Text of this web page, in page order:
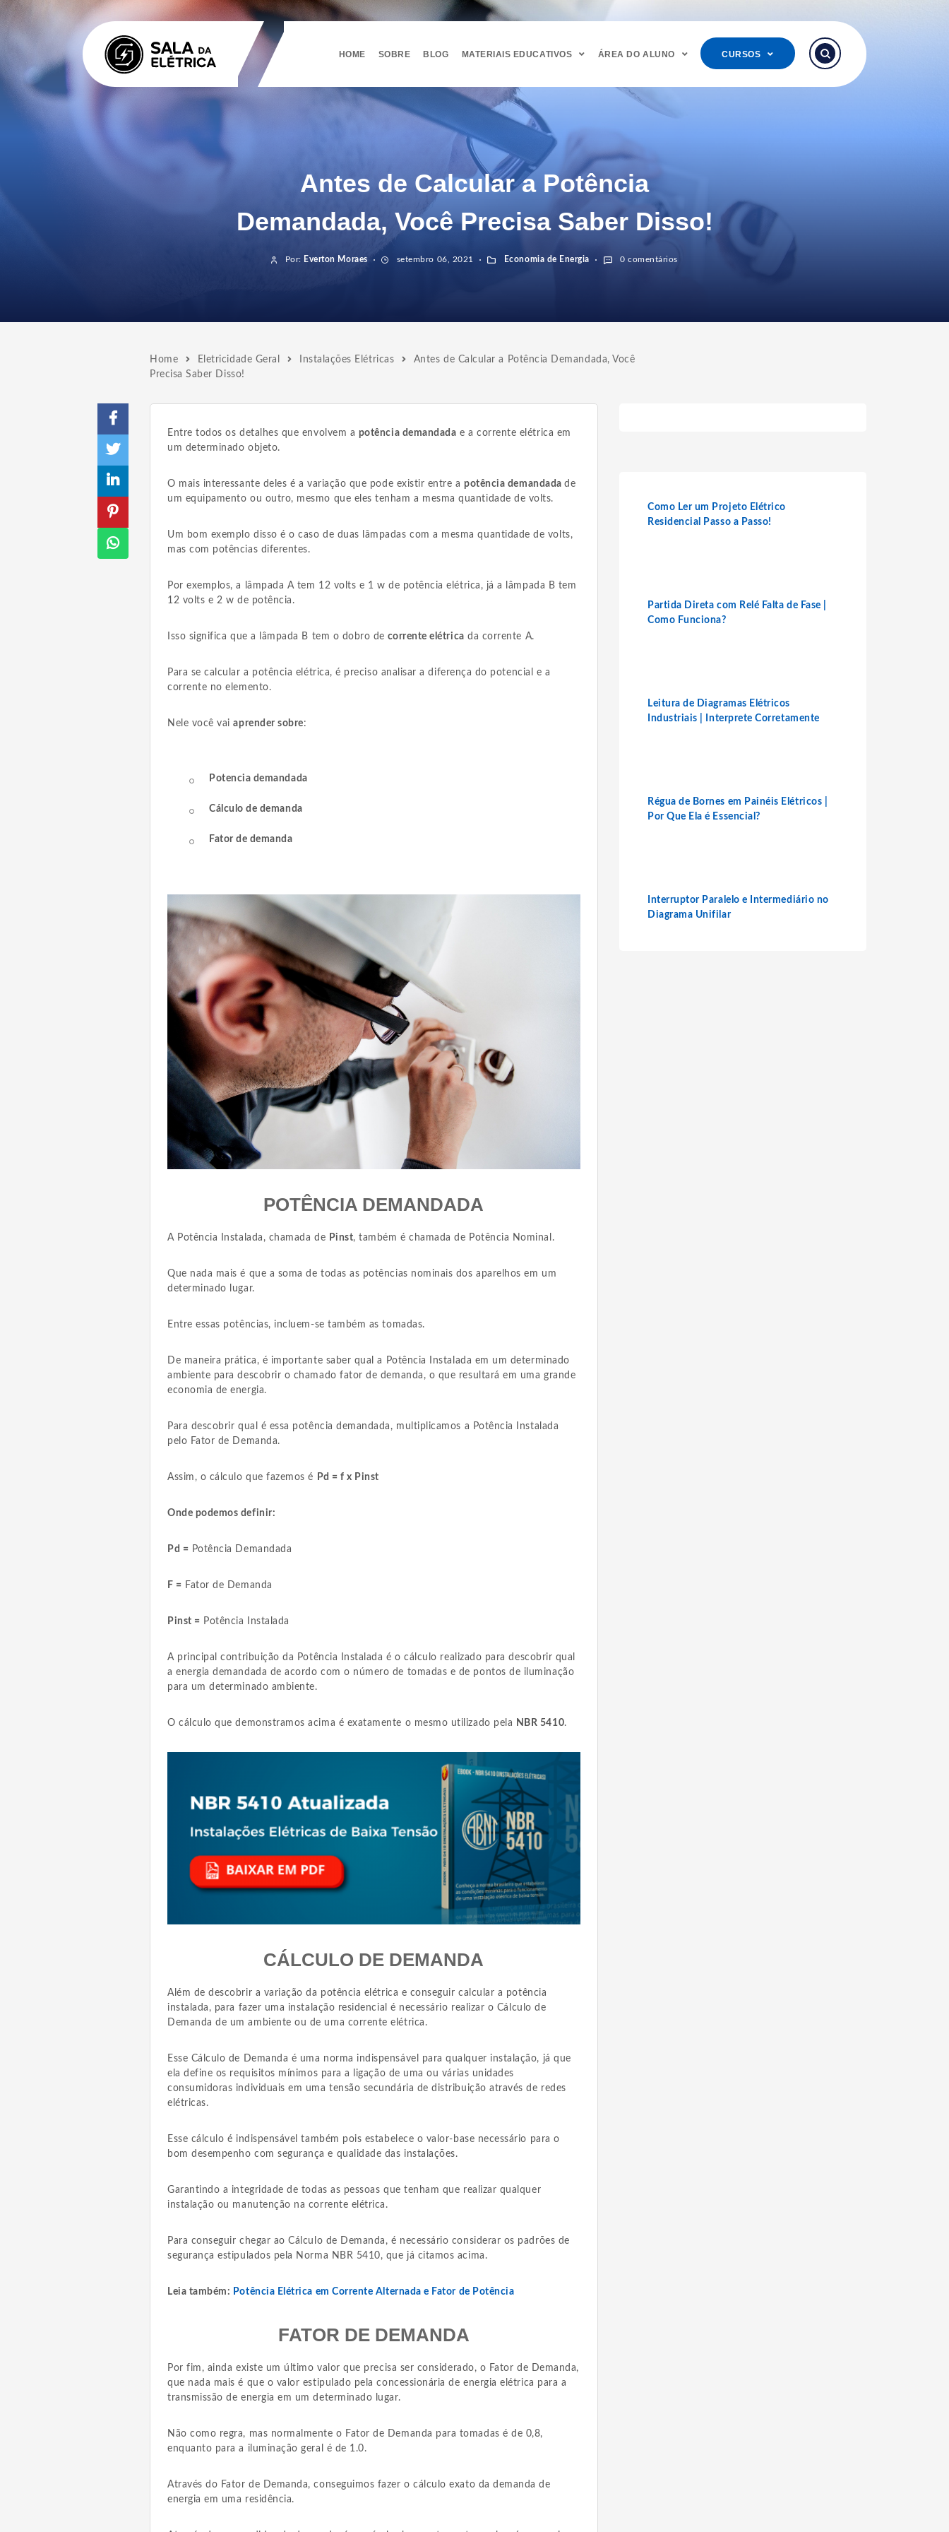
HOME SOBRE BLOG MATERIAIS EDUCATIVOS ÁREA DO ALUNO CURSOS
Antes de Calcular a Potência
Demandada, Você Precisa Saber Disso!
Por: Everton Moraes setembro 06, 2021 Economia de Energia 0 comentários
Home Eletricidade Geral Instalações Elétricas
Antes de Calcular a Potência Demandada, Você
Precisa Saber Disso!
Entre todos os detalhes que envolvem a potência demandada e a corrente elétrica em
um determinado objeto.
O mais interessante deles é a variação que pode existir entre apotência demandadade
um equipamento ou outro, mesmo que eles tenham a mesma quantidade de volts.
Um bom exemplo disso é o caso de duas lâmpadas com a mesma quantidade de volts,
mas com potências diferentes.
Por exemplos, a lâmpada A tem 12 volts e 1 w de potência elétrica, já a lâmpada B tem
12 volts e 2 w de potência.
Isso significa que a lâmpada B tem o dobro de corrente elétrica da corrente A.
Para se calcular a potência elétrica, é preciso analisar a diferença do potencial e a
corrente no elemento.
Nele você vaiaprender sobre:
Potencia demandada
Cálculo de demanda
Fator de demanda
POTÊNCIA DEMANDADA
A Potência Instalada, chamada de Pinst, também é chamada de Potência Nominal.
Que nada mais é que a soma de todas as potências nominais dos aparelhos em um
determinado lugar.
Entre essas potências, incluem-se também as tomadas.
De maneira prática, é importante saber qual a Potência Instalada em um determinado
ambiente para descobrir o chamado fator de demanda, o que resultará em uma grande
economia de energia.
Para descobrir qual é essa potência demandada, multiplicamos a Potência Instalada
pelo Fator de Demanda.
Assim, o cálculo que fazemos é Pd = f x Pinst
Onde podemos definir:
Pd = Potência Demandada
F = Fator de Demanda
Pinst = Potência Instalada
A principal contribuição da Potência Instalada é o cálculo realizado para descobrir qual
a energia demandada de acordo com o número de tomadas e de pontos de iluminação
para um determinado ambiente.
O cálculo que demonstramos acima é exatamente o mesmo utilizado pela NBR 5410.
CÁLCULO DE DEMANDA
Além de descobrir a variação da potência elétrica e conseguir calcular a potência
instalada, para fazer uma instalação residencial é necessário realizar o Cálculo de
Demanda de um ambiente ou de uma corrente elétrica.
Esse Cálculo de Demanda é uma norma indispensável para qualquer instalação, já que
ela define os requisitos mínimos para a ligação de uma ou várias unidades
consumidoras individuais em uma tensão secundária de distribuição através de redes
elétricas.
Esse cálculo é indispensável também pois estabelece o valor-base necessário para o
bom desempenho com segurança e qualidade das instalações.
Garantindo a integridade de todas as pessoas que tenham que realizar qualquer
instalação ou manutenção na corrente elétrica.
Para conseguir chegar ao Cálculo de Demanda, é necessário considerar os padrões de
segurança estipulados pela Norma NBR 5410, que já citamos acima.
Leia também: Potência Elétrica em Corrente Alternada e Fator de Potência
FATOR DE DEMANDA
Por fim, ainda existe um último valor que precisa ser considerado, o Fator de Demanda,
que nada mais é que o valor estipulado pela concessionária de energia elétrica para a
transmissão de energia em um determinado lugar.
Não como regra, mas normalmente o Fator de Demanda para tomadas é de 0,8,
enquanto para a iluminação geral é de 1.0.
Através do Fator de Demanda, conseguimos fazer o cálculo exato da demanda de
energia em uma residência.
Como Ler um Projeto Elétrico
Residencial Passo a Passo!
Partida Direta com Relé Falta de Fase |
Como Funciona?
Leitura de Diagramas Elétricos
Industriais | Interprete Corretamente
Régua de Bornes em Painéis Elétricos |
Por Que Ela é Essencial?
Interruptor Paralelo e Intermediário no
Diagrama Unifilar